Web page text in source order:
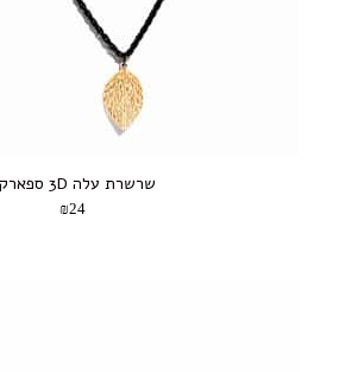
שרשרת עלה 3D ספארקל
₪24